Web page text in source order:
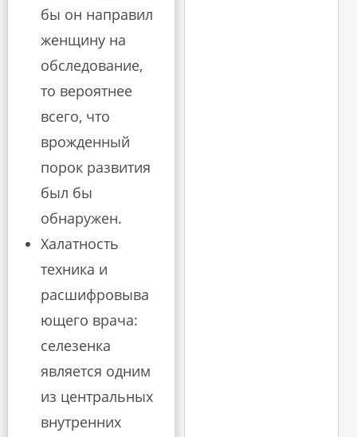
бы он направил
женщину на
обследование,
то вероятнее
всего, что
врожденный
порок развития
был бы
обнаружен.
Халатность
техника и
расшифровыва
ющего врача:
селезенка
является одним
из центральных
внутренних